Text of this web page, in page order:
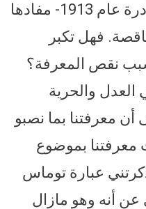
الموت في فينسيا” – الصادرة عام 1913- مفادها
فهل تكبر
نقص المعرفة؟
العدل والحرية
أن معرفتنا بما نصبو
معرفتنا بموضوع
عبارة توماس
أنه وهو مازال